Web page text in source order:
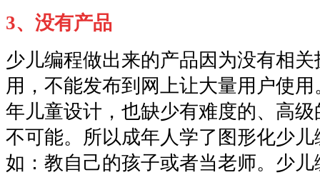
3、没有产品
少儿编程做出来的产品因为没有相
用，不能发布到网上让大量用户使
年儿童设计，也缺少有难度的、高
不可能。所以成年人学了图形化少
如：教自己的孩子或者当老师。少